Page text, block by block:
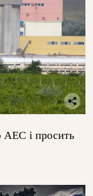
АЕС і просить